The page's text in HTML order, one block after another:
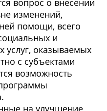
изменений,
помощи, всего
и
услуг, оказываемых
с субъектами
возможность
на улучшение